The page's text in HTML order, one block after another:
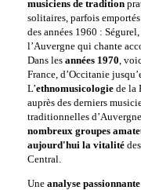
musiciens de tradition
solitaires, parfois
des années 1960 :
l’Auvergne qui chante
Dans les années 1970,
France, d’Occitanie
L’ethnomusicologie de la
auprès des derniers
traditionnelles
nombreux groupes
aujourd'hui la vitalité
Central.
Une analyse